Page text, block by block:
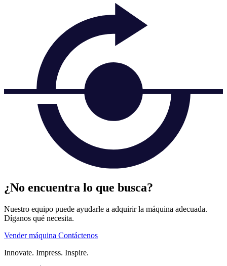
¿No encuentra lo que busca?
Nuestro equipo puede ayudarle a adquirir la máquina adecuada.
Díganos qué necesita.
Vender máquina Contáctenos
Innovate. Impress. Inspire.